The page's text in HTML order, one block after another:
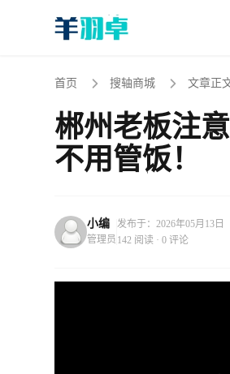
首页 搜轴商城 文章正
郴州老板注
不用管饭！
小编
管理员
发布于：2026年05月13日
142 阅读 · 0 评论